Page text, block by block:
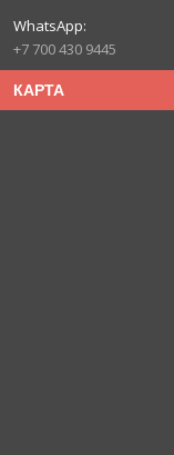
+7 700 430 9445
КАРТА